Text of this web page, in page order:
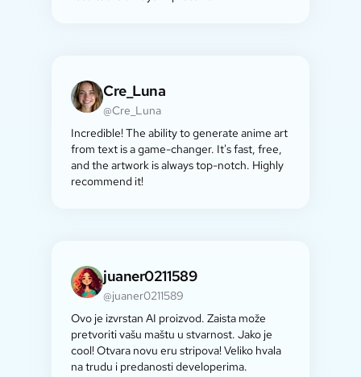
Cre_Luna
@Cre_Luna
Incredible! The ability to generate anime art
from text is a game-changer. It's fast, free,
and the artwork is always top-notch. Highly
recommend it!
juaner0211589
@juaner0211589
Ovo je izvrstan AI proizvod. Zaista može
pretvoriti vašu maštu u stvarnost. Jako je
cool! Otvara novu eru stripova! Veliko hvala
na trudu i predanosti developerima.